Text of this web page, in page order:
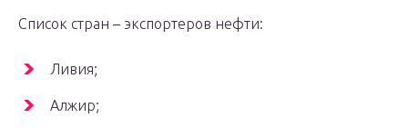
Список стран – экспортеров нефти:
Ливия;
Алжир;